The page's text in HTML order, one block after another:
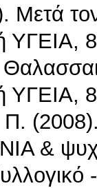
Μετά
ΥΓΕΙΑ,
ΥΓΕΙΑ,
&